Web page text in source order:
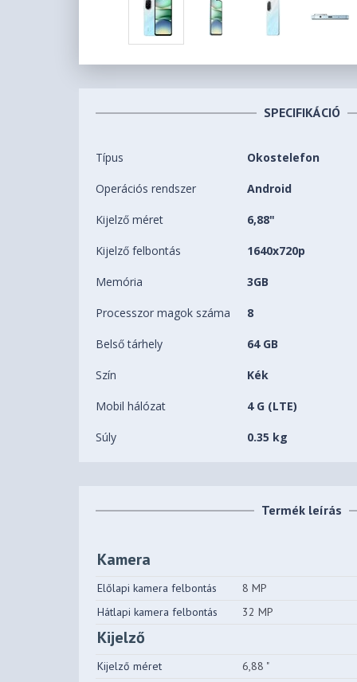
SPECIFIKÁCIÓ
Típus Okostelefon
Operációs rendszer Android
Kijelző méret 6,88"
Kijelző felbontás 1640x720p
Memória 3GB
Processzor magok száma 8
Belső tárhely 64 GB
Szín Kék
Mobil hálózat 4 G (LTE)
Súly 0.35 kg
Termék leírás
Kamera
Előlapi kamera felbontás
8 MP
Hátlapi kamera felbontás
32 MP
Kijelző
Kijelző méret
6,88 "